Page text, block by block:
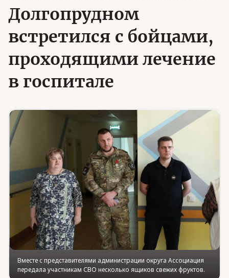
Долгопрудном
встретился с бойцами,
проходящими лечение
в госпитале
Вместе с представителями администрации округа Ассоциация
передала участникам СВО несколько ящиков свежих фруктов.
Юридическая помощь
Региональные меры поддержки